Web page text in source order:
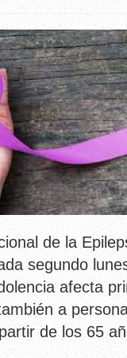
de la
segundo
afecta
a
de los 65